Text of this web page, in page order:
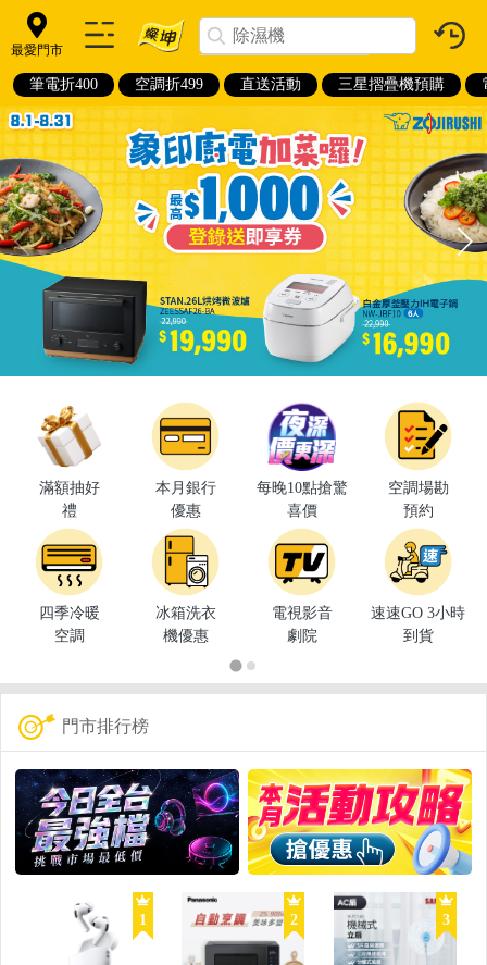
最愛門市
筆電折400 空調折499 直送活動 三星摺疊機預購
滿額抽好
禮
本月銀行
優惠
每晚10點搶驚
喜價
空調場勘
預約
四季冷暖
空調
冰箱洗衣
機優惠
電視影音
劇院
速速GO 3小時
到貨
門市排行榜
1 2 3